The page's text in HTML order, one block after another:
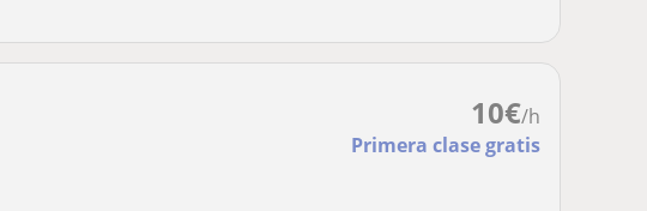
10€/h
Primera clase gratis